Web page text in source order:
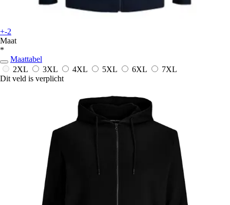
+-2
Maat
*
Maattabel
2XL
3XL 4XL 5XL 6XL
7XL
Dit veld is verplicht